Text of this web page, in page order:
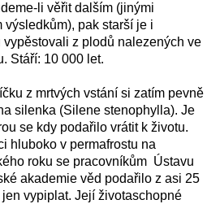
li věřit dalším (jinými
výsledkům), pak starší je i
vypěstovali z plodů nalezených ve
Stáří: 10 000 let.
z mrtvých vstání si zatím pevně
silenka (Silene stenophylla). Je
se kdy podařilo vrátit k životu.
hluboko v permafrostu na
roku se pracovníkům Ústavu
akademie věd podařilo z asi 25
vypiplat. Její životaschopné